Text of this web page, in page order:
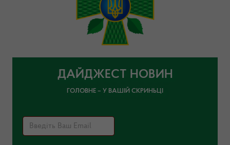
ДАЙДЖЕСТ НОВИН
ГОЛОВНЕ – У ВАШІЙ СКРИНЬЦІ